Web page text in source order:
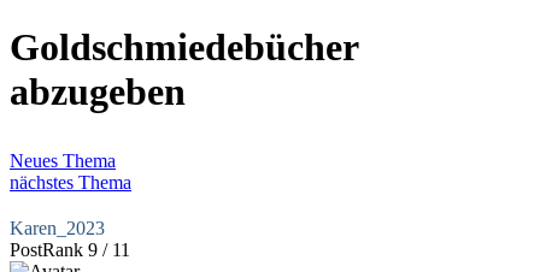
Goldschmiedebücher
abzugeben
Neues Thema
nächstes Thema
Karen_2023
PostRank 9 / 11